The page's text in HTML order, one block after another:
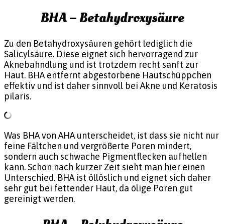
BHA – Betahydroxysäure
Zu den Betahydroxysäuren gehört lediglich die
Salicylsäure. Diese eignet sich hervorragend zur
Aknebahndlung und ist trotzdem recht sanft zur
Haut. BHA entfernt abgestorbene Hautschüppchen
effektiv und ist daher sinnvoll bei Akne und Keratosis
pilaris.
Was BHA von AHA unterscheidet, ist dass sie nicht nur
feine Fältchen und vergrößerte Poren mindert,
sondern auch schwache Pigmentflecken aufhellen
kann. Schon nach kurzer Zeit sieht man hier einen
Unterschied. BHA ist öllöslich und eignet sich daher
sehr gut bei fettender Haut, da ölige Poren gut
gereinigt werden.